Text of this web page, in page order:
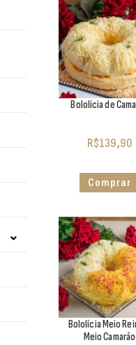
Bololícia de
R$139,90
Comprar
Bololícia Meio
Meio Camarão